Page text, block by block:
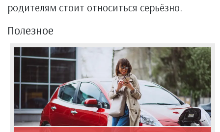
родителям стоит относиться серьёзно.
Полезное